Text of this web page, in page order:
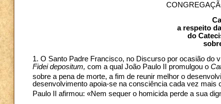
a respeito
do
1. O Santo Padre Francisco, no Discurso por ocasião do
Fidei depositum, com a qual João Paulo II promulgou o
sobre a pena de morte, a fim de reunir melhor o
desenvolvimento apoia-se na consciência cada vez mais
Paulo II afirmou: «Nem sequer o homicida perde a sua